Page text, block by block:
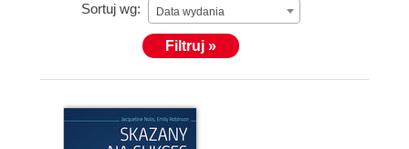
Sortuj wg: Data wydania
Filtruj »